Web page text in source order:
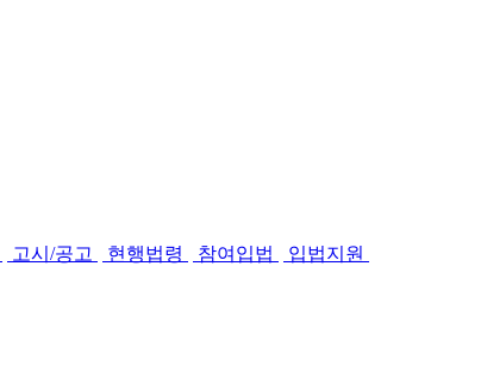
고시/공고 현행법령 참여입법
입법지원